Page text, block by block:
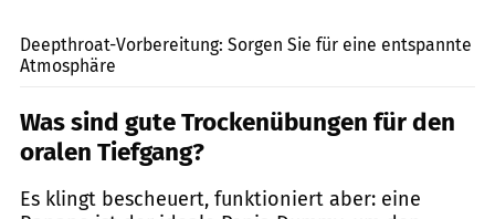
Deepthroat-Vorbereitung: Sorgen Sie für eine entspannte
Atmosphäre
Was sind guteTrockenübungen für den
oralen Tiefgang?
Es klingt bescheuert, funktioniert aber: eine